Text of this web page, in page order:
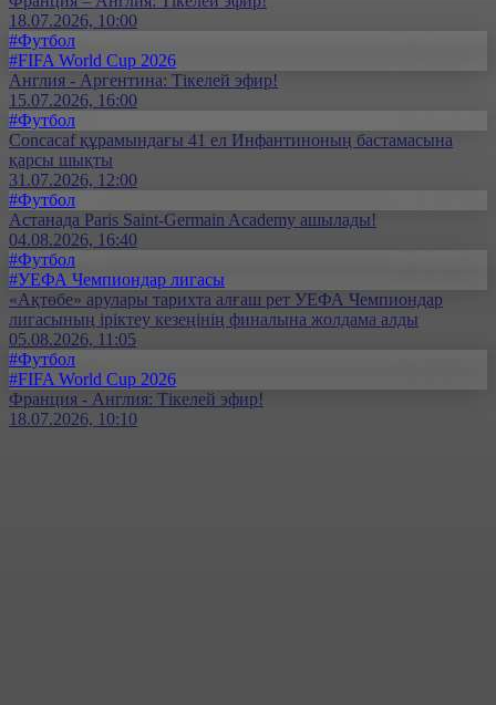
18.07.2026, 10:00
#Футбол
#FIFA World Cup 2026
Англия - Аргентина: Тікелей эфир!
15.07.2026, 16:00
#Футбол
Concacaf құрамындағы 41 ел Инфантиноның бастамасына
қарсы шықты
31.07.2026, 12:00
#Футбол
Астанада Paris Saint-Germain Academy ашылады!
04.08.2026, 16:40
#Футбол
#УЕФА Чемпиондар лигасы
«Ақтөбе» арулары тарихта алғаш рет УЕФА Чемпиондар
лигасының іріктеу кезеңінің финалына жолдама алды
05.08.2026, 11:05
#Футбол
#FIFA World Cup 2026
Франция - Англия: Тікелей эфир!
18.07.2026, 10:10